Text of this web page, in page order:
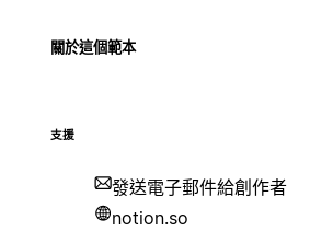
關於這個範本
支援
發送電子郵件給創作者
notion.so